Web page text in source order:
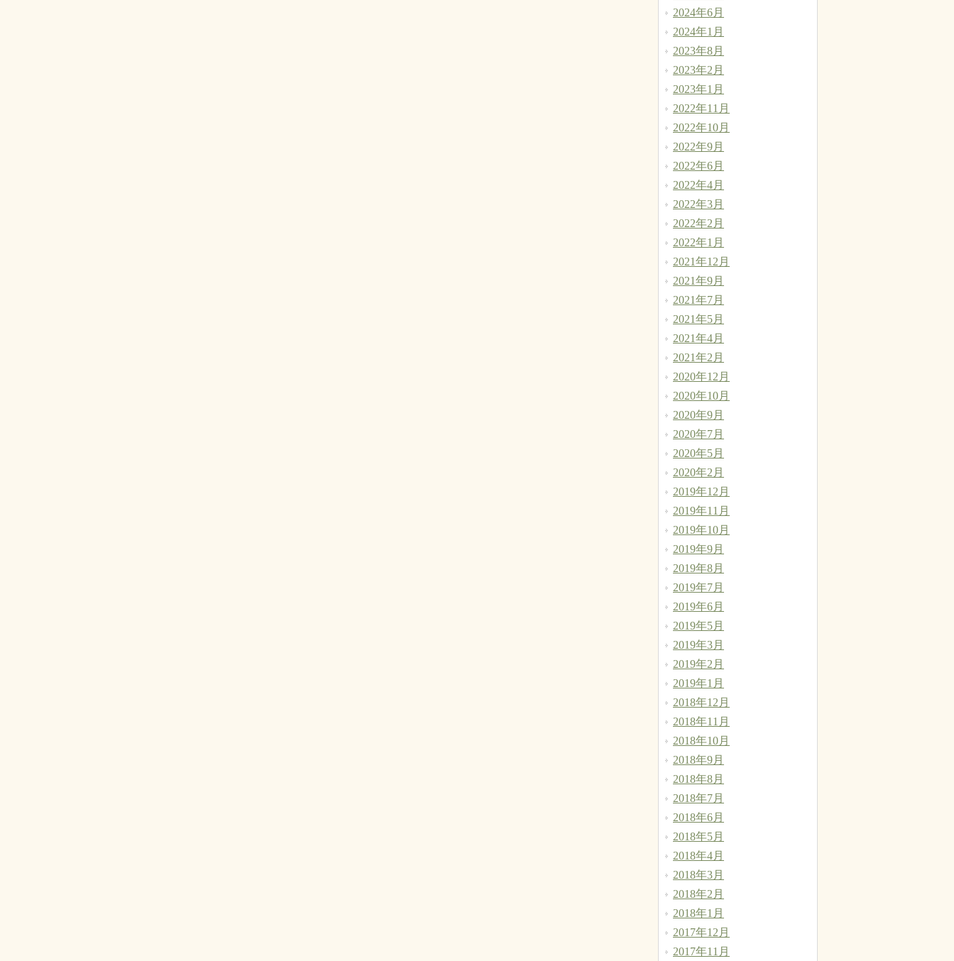
2024年6月
2024年1月
2023年8月
2023年2月
2023年1月
2022年11月
2022年10月
2022年9月
2022年6月
2022年4月
2022年3月
2022年2月
2022年1月
2021年12月
2021年9月
2021年7月
2021年5月
2021年4月
2021年2月
2020年12月
2020年10月
2020年9月
2020年7月
2020年5月
2020年2月
2019年12月
2019年11月
2019年10月
2019年9月
2019年8月
2019年7月
2019年6月
2019年5月
2019年3月
2019年2月
2019年1月
2018年12月
2018年11月
2018年10月
2018年9月
2018年8月
2018年7月
2018年6月
2018年5月
2018年4月
2018年3月
2018年2月
2018年1月
2017年12月
2017年11月